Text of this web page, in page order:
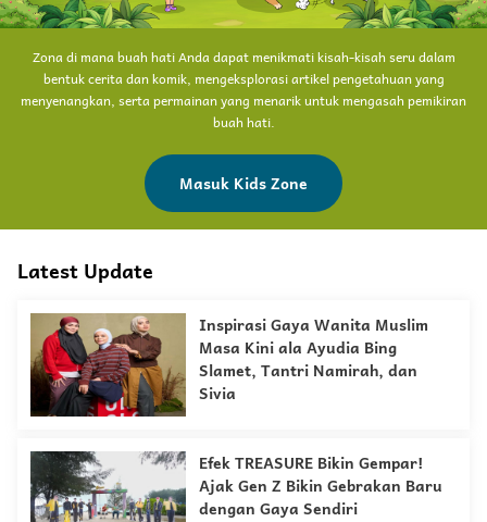
Zona di mana buah hati Anda dapat menikmati kisah-kisah seru dalam
bentuk cerita dan komik, mengeksplorasi artikel pengetahuan yang
menyenangkan, serta permainan yang menarik untuk mengasah pemikiran
buah hati.
Masuk Kids Zone
Latest Update
Inspirasi Gaya Wanita Muslim
Masa Kini ala Ayudia Bing
Slamet, Tantri Namirah, dan
Sivia
Efek TREASURE Bikin Gempar!
Ajak Gen Z Bikin Gebrakan Baru
dengan Gaya Sendiri